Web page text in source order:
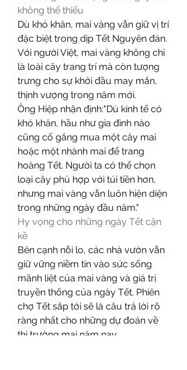
không thể thiếu
Dù khó khăn, mai vàng vẫn giữ vị trí
đặc biệt trong dịp Tết Nguyên đán.
Với người Việt, mai vàng không chỉ
là loài cây trang trí mà còn tượng
trưng cho sự khởi đầu may mắn,
thịnh vượng trong năm mới.
Ông Hiệp nhận định:"Dù kinh tế có
khó khăn, hầu như gia đình nào
cũng cố gắng mua một cây mai
hoặc một nhành mai để trang
hoàng Tết. Người ta có thể chọn
loại cây phù hợp với túi tiền hơn,
nhưng mai vàng vẫn luôn hiện diện
trong những ngày đầu năm."
Hy vọng cho những ngày Tết cận
kề
Bên cạnh nỗi lo, các nhà vườn vẫn
giữ vững niềm tin vào sức sống
mãnh liệt của mai vàng và giá trị
truyền thống của ngày Tết. Phiên
chợ Tết sắp tới sẽ là câu trả lời rõ
ràng nhất cho những dự đoán về
thị trường mai năm nay.